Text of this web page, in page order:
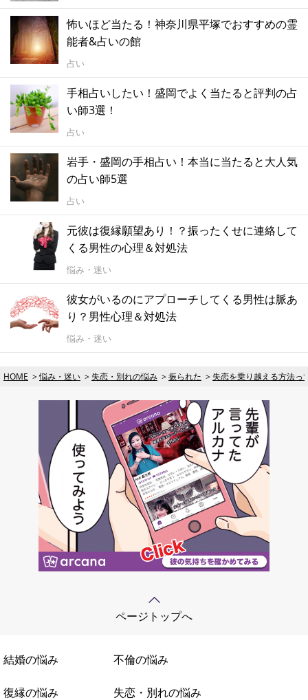
怖いほど当たる！神奈川県平塚でおすすめの霊
能者&占いの館
占い
手相占いしたい！盛岡でよく当たると評判の占
い師3選！
占い
岩手・盛岡の手相占い！本当に当たると大人気
の占い師5選
占い
元彼は復縁願望あり！？振ったくせに連絡して
くる男性の心理＆対処法
悩み・迷い
彼女がいるのにアプローチしてくる男性は脈あ
り？男性心理＆対処法
悩み・迷い
HOME 悩み・迷い 失恋・別れの悩み 振られた 失恋を乗り越える方法っ
ページトップへ
結婚の悩み 不倫の悩み
復縁の悩み 失恋・別れの悩み